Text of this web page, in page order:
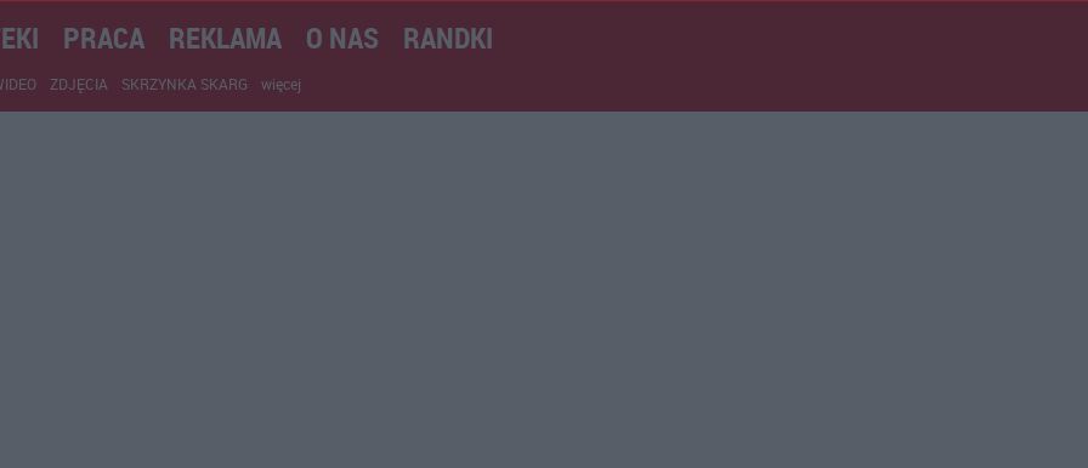
PRACA REKLAMA O NAS RANDKI
ZDJĘCIA SKRZYNKA SKARG więcej